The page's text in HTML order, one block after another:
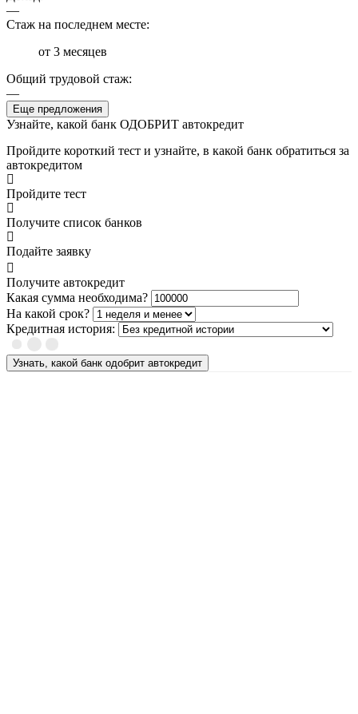
—
Стаж на последнем месте:
от 3 месяцев
Общий трудовой стаж:
—
Еще предложения
Узнайте, какой банк ОДОБРИТ автокредит
Пройдите короткий тест и узнайте, в какой банк обратиться за
автокредитом
Пройдите тест
Получите список банков
Подайте заявку
Получите автокредит
Какая сумма необходима?
На какой срок?
Кредитная история:
Узнать, какой банк одобрит автокредит